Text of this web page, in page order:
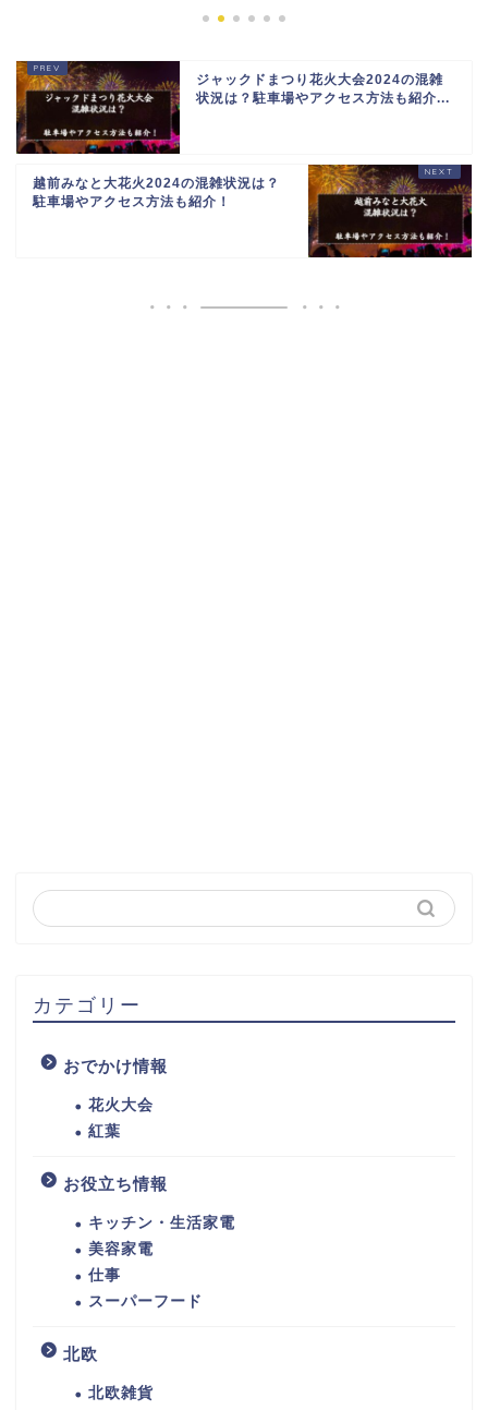
ジャックドまつり花火大会2024の混雑
状況は？駐車場やアクセス方法も紹介...
越前みなと大花火2024の混雑状況は？
駐車場やアクセス方法も紹介！
カテゴリー
おでかけ情報
花火大会
紅葉
お役立ち情報
キッチン・生活家電
美容家電
仕事
スーパーフード
北欧
北欧雑貨